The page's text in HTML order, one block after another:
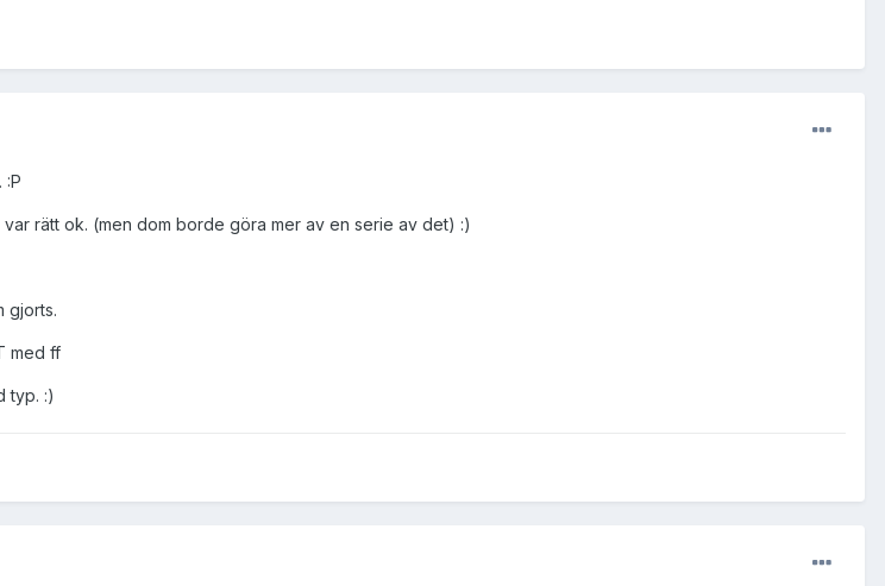
:P
rätt ok. (men dom borde göra mer av en serie av det) :)
gjorts.
med ff
typ. :)